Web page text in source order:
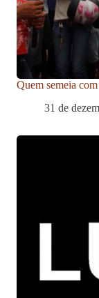
Quem semeia
31 de